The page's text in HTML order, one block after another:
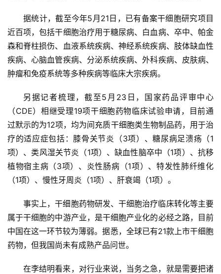
页
行
讯
生
医
学
临
床
转
登录 注册
据统计，截至今年5月21日，已有备案干细胞研究项目
近百项，包括干细胞治疗用于糖尿病、白血病、卒中、帕金
森和脊柱损伤、血液系统疾病、神经系统疾病、肢体缺血性
疾病、心脑血管疾病、分泌系统疾病、外科疾病、皮肤病、
肿瘤和免疫系统等多种疾病等临床大宗疾病。
另据记者梳理，截至5月23日，国家药品评审中心
（CDE）相继受理19项干细胞药物临床试验申请，目前通
过默示的为12项，均为间充质干细胞类生物制品药，用于治
疗的适应症包括：膝骨关节炎（3项）、糖尿病足溃疡（1
项）、类风湿关节炎（1项）、缺血性脑卒中（1项）、抗移
植物宿主病（3项）、炎性肠病（1项）、特发性肺纤维化
（1项）、慢性牙周炎（1项）、肝衰竭（1项）。
事实上，干细胞药物研发、干细胞治疗临床转化等主要
属于干细胞的中游产业，是干细胞产业化的必经之路，目前
中国在这一环节较为薄弱。据悉，全球已有21款上市干细胞
药物，但我国尚未有成熟产品问世。
在李结明看来，对行业来说，当务之急，就是需要把诸